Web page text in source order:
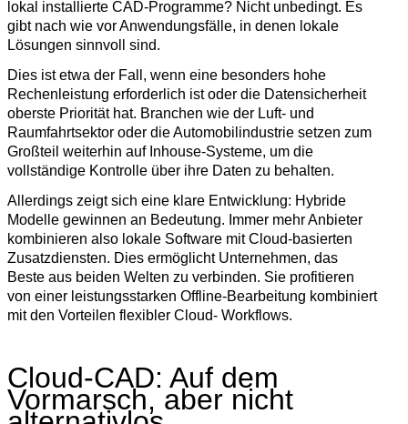
lokal installierte CAD-Programme? Nicht unbedingt. Es
gibt nach wie vor Anwendungsfälle, in denen lokale
Lösungen sinnvoll sind.
Dies ist etwa der Fall, wenn eine besonders hohe
Rechenleistung erforderlich ist oder die Datensicherheit
oberste Priorität hat. Branchen wie der Luft- und
Raumfahrtsektor oder die Automobilindustrie setzen zum
Großteil weiterhin auf Inhouse-Systeme, um die
vollständige Kontrolle über ihre Daten zu behalten.
Allerdings zeigt sich eine klare Entwicklung: Hybride
Modelle gewinnen an Bedeutung. Immer mehr Anbieter
kombinieren also lokale Software mit Cloud-basierten
Zusatzdiensten. Dies ermöglicht Unternehmen, das
Beste aus beiden Welten zu verbinden. Sie profitieren
von einer leistungsstarken Offline-Bearbeitung kombiniert
mit den Vorteilen flexibler Cloud- Workflows.
Cloud-CAD: Auf dem
Vormarsch, aber nicht